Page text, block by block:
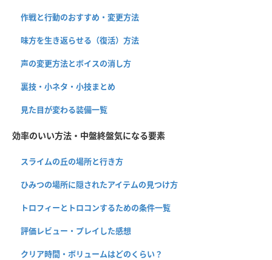
作戦と行動のおすすめ・変更方法
味方を生き返らせる（復活）方法
声の変更方法とボイスの消し方
裏技・小ネタ・小技まとめ
見た目が変わる装備一覧
効率のいい方法・中盤終盤気になる要素
スライムの丘の場所と行き方
ひみつの場所に隠されたアイテムの見つけ方
トロフィーとトロコンするための条件一覧
評価レビュー・プレイした感想
クリア時間・ボリュームはどのくらい？